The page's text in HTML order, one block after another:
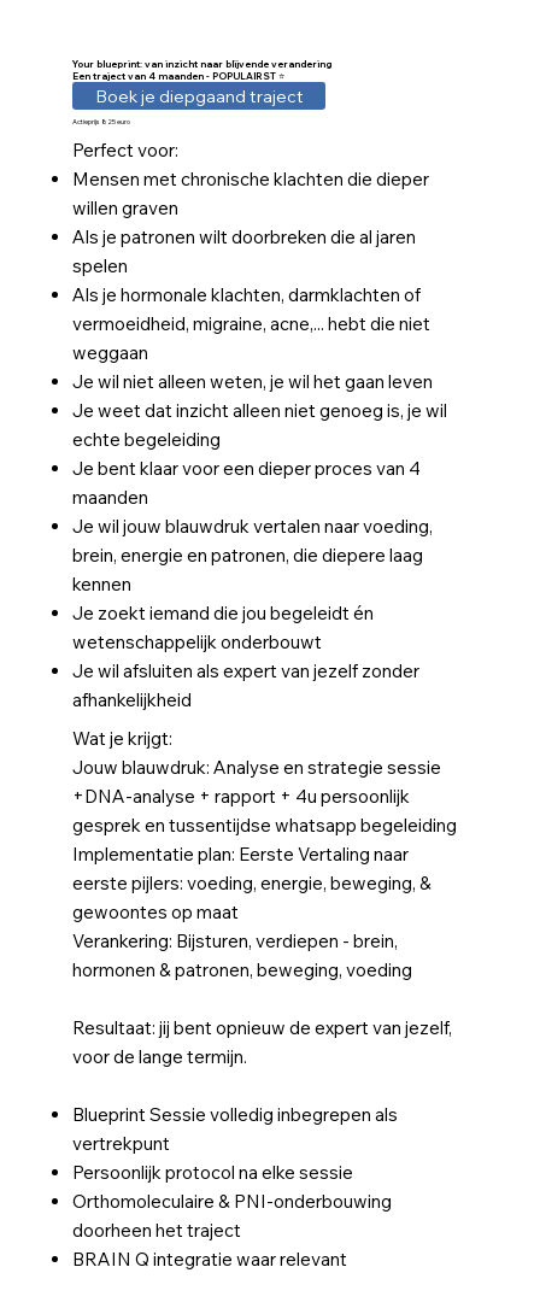
Your blueprint: van inzicht naar blijvende verandering
Een traject van 4 maanden - POPULAIRST ⭐
Boek je diepgaand traject
Actieprijs 825 euro
Perfect voor:
Mensen met chronische klachten die dieper
willen graven
Als je patronen wilt doorbreken die al jaren
spelen
Als je hormonale klachten, darmklachten of
vermoeidheid, migraine, acne,... hebt die niet
weggaan
Je wil niet alleen weten, je wil het gaan leven
Je weet dat inzicht alleen niet genoeg is, je wil
echte begeleiding
Je bent klaar voor een dieper proces van 4
maanden
Je wil jouw blauwdruk vertalen naar voeding,
brein, energie en patronen, die diepere laag
kennen
Je zoekt iemand die jou begeleidt én
wetenschappelijk onderbouwt
Je wil afsluiten als expert van jezelf zonder
afhankelijkheid
Wat je krijgt:
Jouw blauwdruk: Analyse en strategie sessie
+DNA-analyse + rapport + 4u persoonlijk
gesprek en tussentijdse whatsapp begeleiding
Implementatie plan: Eerste Vertaling naar
eerste pijlers: voeding, energie, beweging, &
gewoontes op maat
Verankering: Bijsturen, verdiepen - brein,
hormonen & patronen, beweging, voeding
Resultaat: jij bent opnieuw de expert van jezelf,
voor de lange termijn.
Blueprint Sessie volledig inbegrepen als
vertrekpunt
Persoonlijk protocol na elke sessie
Orthomoleculaire & PNI-onderbouwing
doorheen het traject
BRAIN Q integratie waar relevan​t